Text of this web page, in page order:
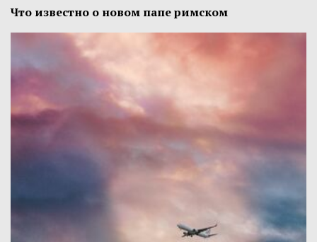
Что известно о новом папе римском